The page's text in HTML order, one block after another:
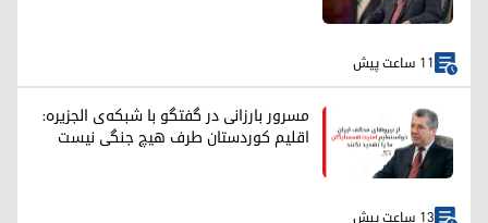
11 ساعت پیش
مسرور بارزانی در گفتگو با شبکه‌ی الجزیره:
اقلیم کوردستان طرف هیچ جنگی نیست